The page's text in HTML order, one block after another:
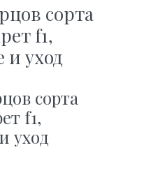
сорта
f1,
уход
сорта
f1,
уход